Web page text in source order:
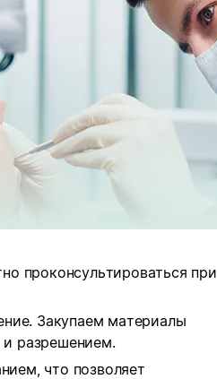
проконсультироваться при
Закупаем материалы
разрешением.
что позволяет